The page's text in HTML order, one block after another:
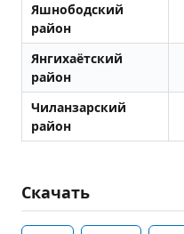
Яшнободский
район
Янгихаётский
район
Чиланзарский
район
Скачать